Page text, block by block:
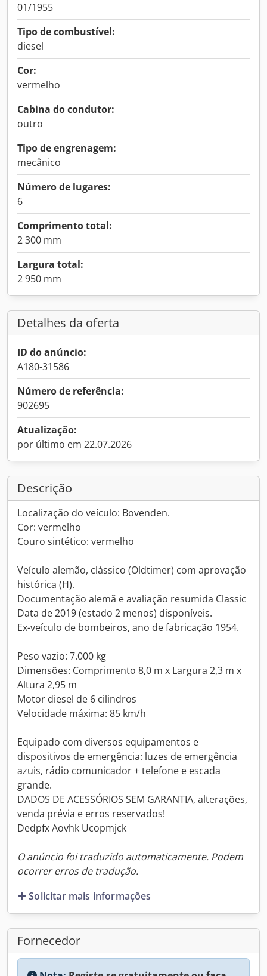
01/1955
Tipo de combustível:
diesel
Cor:
vermelho
Cabina do condutor:
outro
Tipo de engrenagem:
mecânico
Número de lugares:
6
Comprimento total:
2 300 mm
Largura total:
2 950 mm
Detalhes da oferta
ID do anúncio:
A180-31586
Número de referência:
902695
Atualização:
por último em 22.07.2026
Descrição
Localização do veículo: Bovenden.
Cor: vermelho
Couro sintético: vermelho
Veículo alemão, clássico (Oldtimer) com aprovação
histórica (H).
Documentação alemã e avaliação resumida Classic
Data de 2019 (estado 2 menos) disponíveis.
Ex-veículo de bombeiros, ano de fabricação 1954.
Peso vazio: 7.000 kg
Dimensões: Comprimento 8,0 m x Largura 2,3 m x
Altura 2,95 m
Motor diesel de 6 cilindros
Velocidade máxima: 85 km/h
Equipado com diversos equipamentos e
dispositivos de emergência: luzes de emergência
azuis, rádio comunicador + telefone e escada
grande.
DADOS DE ACESSÓRIOS SEM GARANTIA, alterações,
venda prévia e erros reservados!
Dedpfx Aovhk Ucopmjck
O anúncio foi traduzido automaticamente. Podem
ocorrer erros de tradução.
Solicitar mais informações
Fornecedor